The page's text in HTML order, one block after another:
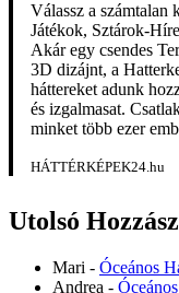
Válassz a
Játékok, Sztárok-
Akár egy csendes
3D dizájnt, a
háttereket adunk
és izgalmasat.
minket több ezer
HÁTTÉRKÉPEK24.hu
Utolsó
Mari - Óceános
Andrea -